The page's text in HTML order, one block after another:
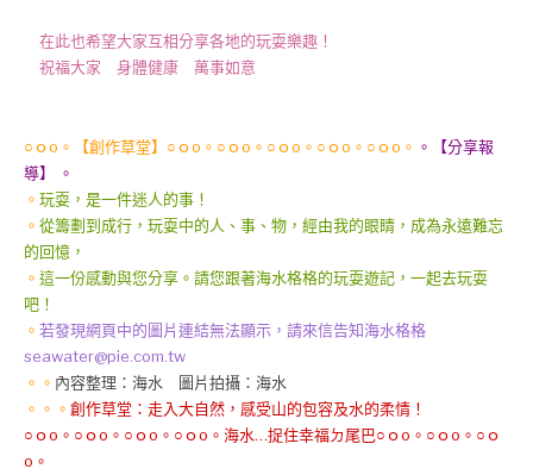
在此也希望大家互相分享各地的玩耍樂趣！
祝福大家 身體健康 萬事如意
○ｏo。【創作草堂】○ｏo。○ｏo。○ｏo。○ｏo。○ｏo。 。【分享報
導】 。
。 玩耍，是一件迷人的事！
。 從籌劃到成行，玩耍中的人、事、物，經由我的眼睛，成為永遠難忘
的回憶，
。 這一份感動與您分享。請您跟著海水格格的玩耍遊記，一起去玩耍
吧！
。 若發現網頁中的圖片連結無法顯示，請來信告知海水格格
seawater@pie.com.tw
。。 內容整理：海水 圖片拍攝：海水
。。。 創作草堂：走入大自然，感受山的包容及水的柔情！
○ｏo。○ｏo。○ｏo。○ｏo。海水…捉住幸福ㄉ尾巴○ｏo。○ｏo。○ｏ
o。